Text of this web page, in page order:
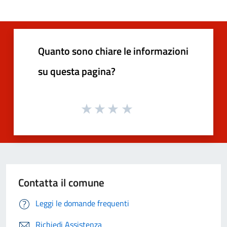
Quanto sono chiare le informazioni
su questa pagina?
Contatta il comune
Leggi le domande frequenti